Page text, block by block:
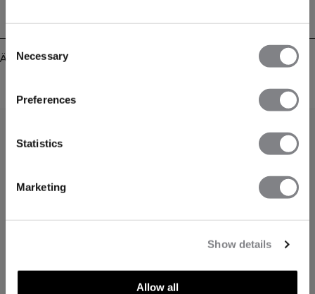
Consent
Selection
Necessary
Preferences
Statistics
Marketing
Show details
Allow all
Ähnliche Produkte